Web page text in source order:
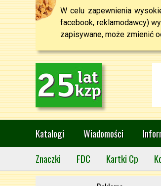
W celu zapewnienia
facebook, reklamodawcy)
zapisywane, może zmienić
Katalogi Wiadomości
Znaczki
FDC Kartki Cp